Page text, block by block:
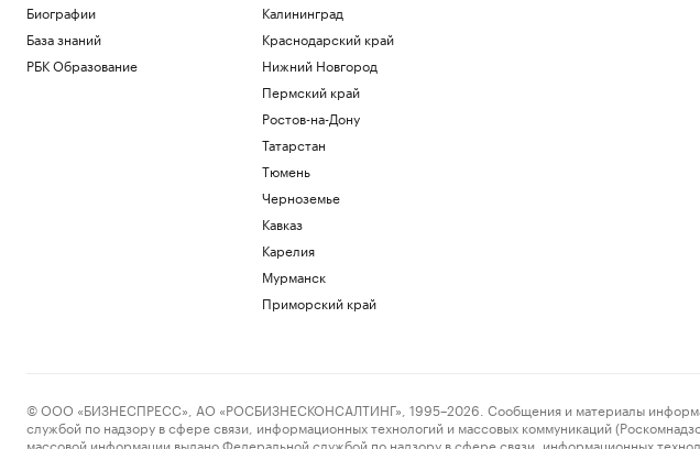
Биографии
База знаний
РБК Образование
Калининград
Краснодарский край
Нижний Новгород
Пермский край
Ростов-на-Дону
Татарстан
Тюмень
Черноземье
Кавказ
Карелия
Мурманск
Приморский край
© ООО «БИЗНЕСПРЕСС», АО «РОСБИЗНЕСКОНСАЛТИНГ», 1995–2026. Сообщения и материалы
службой по надзору в сфере связи, информационных технологий и массовых коммуникаций
массовой информации выдано Федеральной службой по надзору в сфере связи, информационных